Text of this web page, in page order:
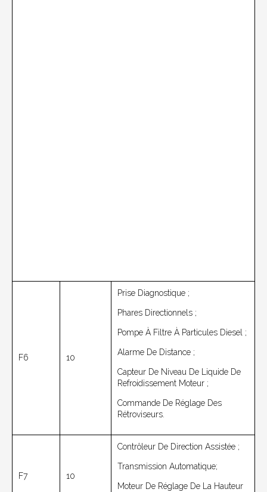
F6 10
Prise Diagnostique ;
Phares Directionnels ;
Pompe À Filtre À Particules Diesel ;
Alarme De Distance ;
Capteur De Niveau De Liquide De
Refroidissement Moteur ;
Commande De Réglage Des
Rétroviseurs.
F7 10
Contrôleur De Direction Assistée ;
Transmission Automatique;
Moteur De Réglage De La Hauteur